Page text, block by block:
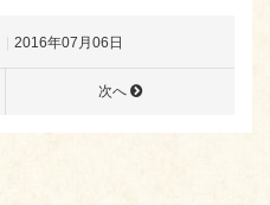
2016年07月06日
次へ